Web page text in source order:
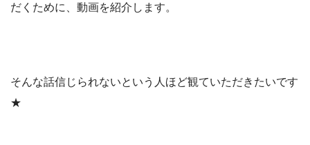
だくために、動画を紹介します。
そんな話信じられないという人ほど観ていただきたいです
★